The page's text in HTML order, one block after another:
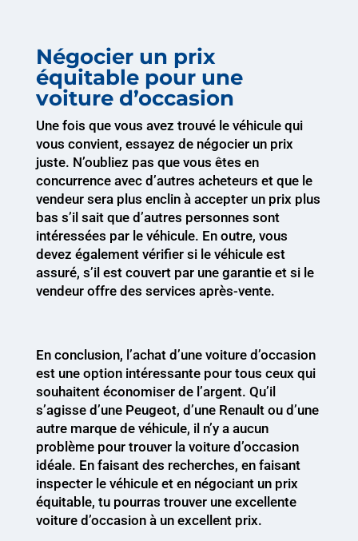
Négocier un prix
équitable pour une
voiture d’occasion
Une fois que vous avez trouvé le véhicule qui
vous convient, essayez de négocier un prix
juste. N’oubliez pas que vous êtes en
concurrence avec d’autres acheteurs et que le
vendeur sera plus enclin à accepter un prix plus
bas s’il sait que d’autres personnes sont
intéressées par le véhicule. En outre, vous
devez également vérifier si le véhicule est
assuré, s’il est couvert par une garantie et si le
vendeur offre des services après-vente.
En conclusion, l’achat d’une voiture d’occasion
est une option intéressante pour tous ceux qui
souhaitent économiser de l’argent. Qu’il
s’agisse d’une Peugeot, d’une Renault ou d’une
autre marque de véhicule, il n’y a aucun
problème pour trouver la voiture d’occasion
idéale. En faisant des recherches, en faisant
inspecter le véhicule et en négociant un prix
équitable, tu pourras trouver une excellente
voiture d’occasion à un excellent prix.